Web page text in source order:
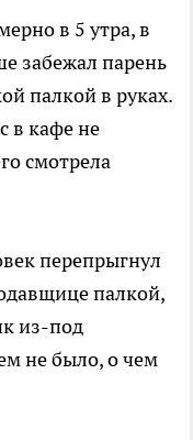
в 5 утра, в
забежал парень
палкой в руках.
в кафе не
смотрела
перепрыгнул
палкой,
из-под
не было, о чем